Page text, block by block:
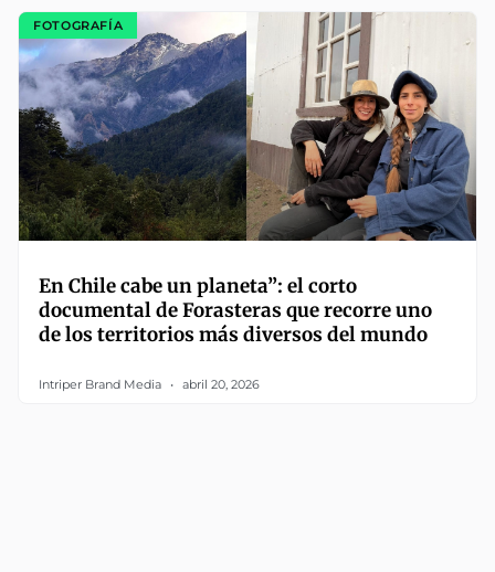
FOTOGRAFÍA
En Chile cabe un planeta”: el corto
documental de Forasteras que recorre uno
de los territorios más diversos del mundo
Intriper Brand Media abril 20, 2026